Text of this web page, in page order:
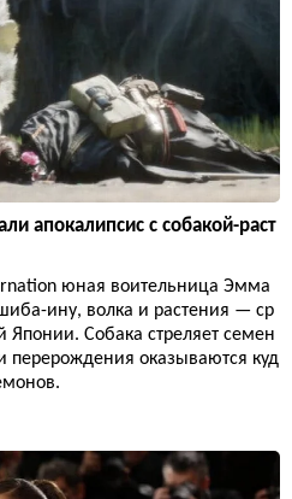
апокалипсис с собакой-раст
юная воительница Эмма
ину, волка и растения — ср
Собака стреляет семен
перерождения оказываются куд